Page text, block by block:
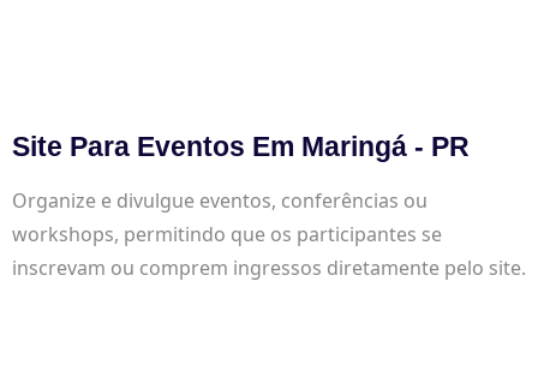
Site Para Eventos Em Maringá - PR
Organize e divulgue eventos, conferências ou
workshops, permitindo que os participantes se
inscrevam ou comprem ingressos diretamente pelo site.